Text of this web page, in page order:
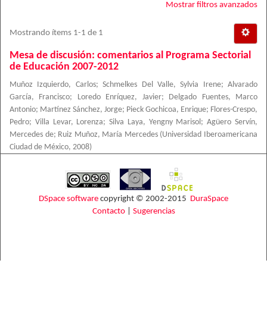
Mostrar filtros avanzados
Mostrando ítems 1-1 de 1
Mesa de discusión: comentarios al Programa Sectorial
de Educación 2007-2012
Muñoz Izquierdo, Carlos;Schmelkes Del Valle, Sylvia Irene; Alvarado
García, Francisco; Loredo Enríquez, Javier;
Delgado Fuentes, Marco
Antonio; Martínez Sánchez, Jorge; Pieck Gochicoa, Enrique; Flores-Crespo,
Pedro; Villa Levar, Lorenza;Silva Laya, Yengny Marisol ;Agüero Servín,
Mercedes de; Ruiz Muñoz, María Mercedes (Universidad Iberoamericana
Ciudad de México, 2008)
DSpace software copyright © 2002-2015 DuraSpace
Contacto| Sugerencias